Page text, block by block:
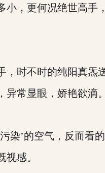
，更何况绝世高手，
不时的纯阳真炁
常显眼，娇艳欲滴。
’的空气，反而看的
感。